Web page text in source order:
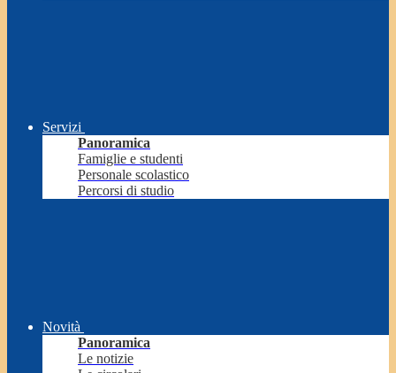
Servizi
Panoramica
Famiglie e studenti
Personale scolastico
Percorsi di studio
Novità
Panoramica
Le notizie